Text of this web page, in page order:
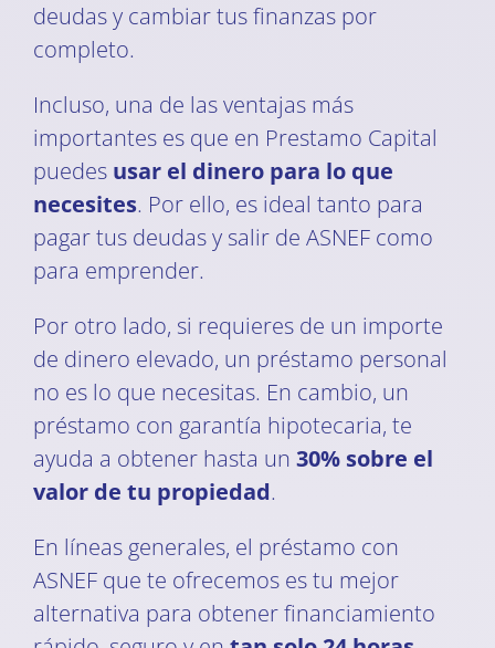
deudas y cambiar tus finanzas por
completo.
Incluso, una de las ventajas más
importantes es que en Prestamo Capital
puedes usar el dinero para lo que
necesites. Por ello, es ideal tanto para
pagar tus deudas y salir de ASNEF como
para emprender.
Por otro lado, si requieres de un importe
de dinero elevado, un préstamo personal
no es lo que necesitas. En cambio, un
préstamo con garantía hipotecaria, te
ayuda a obtener hasta un 30% sobre el
valor de tu propiedad.
En líneas generales, el préstamo con
ASNEF que te ofrecemos es tu mejor
alternativa para obtener financiamiento